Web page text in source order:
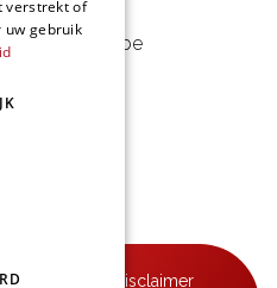
- mail@delmo.be
Disclaimer
verstrekt of
uw gebruik